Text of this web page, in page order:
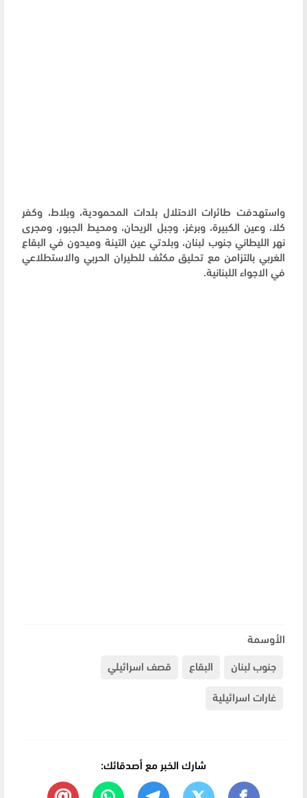
واستهدفت طائرات الاحتلال بلدات المحمودية، وبلاط، وكفر
كلا، وعين الكبيرة، وبرغز، وجبل الريحان، ومحيط الجبور، ومجرى
نهر الليطاني جنوب لبنان، وبلدتي عين التينة وميدون في البقاع
الغربي بالتزامن مع تحليق مكثف للطيران الحربي والاستطلاعي
في الاجواء اللبنانية.
الأوسمة
جنوب لبنان
البقاع
قصف اسرائيلي
غارات اسرائيلية
شارك الخبر مع أصدقائك: